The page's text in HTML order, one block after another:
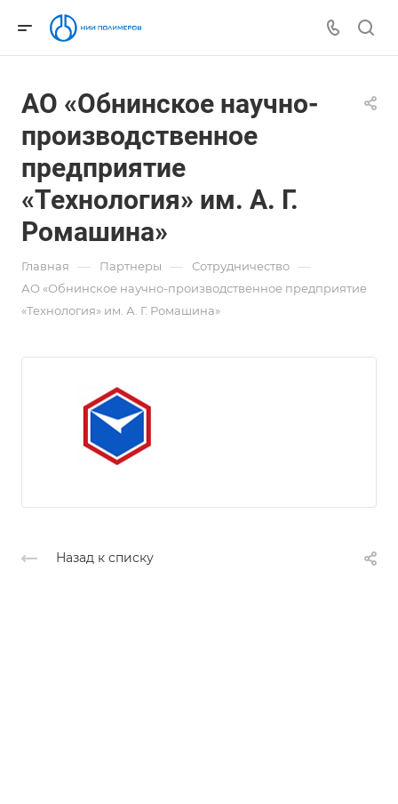
АО «Обнинское научно-
производственное
предприятие
«Технология» им. А. Г.
Ромашина»
Главная — Партнеры — Сотрудничество —
АО «Обнинское научно-производственное предприятие
«Технология» им. А. Г. Ромашина»
Назад к списку